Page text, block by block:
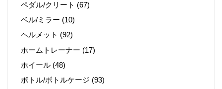
ペダル/クリート (67)
ベル/ミラー (10)
ヘルメット (92)
ホームトレーナー (17)
ホイール (48)
ボトル/ボトルケージ (93)